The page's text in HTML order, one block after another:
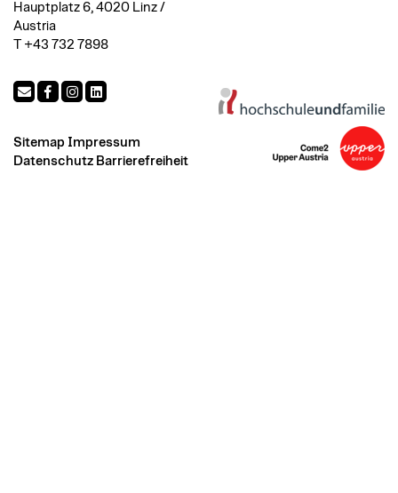
Hauptplatz 6, 4020 Linz /
Austria
T +43 732 7898
Sitemap Impressum
Datenschutz Barrierefreiheit